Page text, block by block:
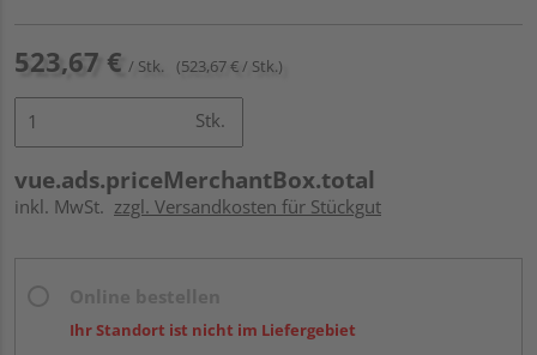
523,67 € / Stk. (523,67 € / Stk.)
Stk.
vue.ads.priceMerchantBox.total
inkl. MwSt. zzgl. Versandkosten für Stückgut
Ihr Standort ist nicht im Liefergebiet